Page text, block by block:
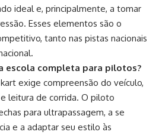
ideal e, principalmente, a tomar
Esses elementos são o
tanto nas pistas nacionais
escola completa para pilotos?
exige compreensão do veículo,
leitura de corrida. O piloto
para ultrapassagem, a se
e a adaptar seu estilo às